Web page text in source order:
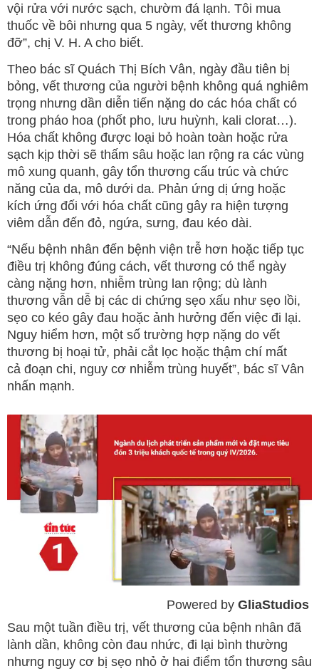
vội rửa với nước sạch, chườm đá lạnh. Tôi mua
thuốc về bôi nhưng qua 5 ngày, vết thương không
đỡ”, chị V. H. A cho biết.
Theo bác sĩ Quách Thị Bích Vân, ngày đầu tiên bị
bỏng, vết thương của người bệnh không quá nghiêm
trọng nhưng dần diễn tiến nặng do các hóa chất có
trong pháo hoa (phốt pho, lưu huỳnh, kali clorat…).
Hóa chất không được loại bỏ hoàn toàn hoặc rửa
sạch kịp thời sẽ thấm sâu hoặc lan rộng ra các vùng
mô xung quanh, gây tổn thương cấu trúc và chức
năng của da, mô dưới da. Phản ứng dị ứng hoặc
kích ứng đối với hóa chất cũng gây ra hiện tượng
viêm dẫn đến đỏ, ngứa, sưng, đau kéo dài.
“Nếu bệnh nhân đến bệnh viện trễ hơn hoặc tiếp tục
điều trị không đúng cách, vết thương có thể ngày
càng nặng hơn, nhiễm trùng lan rộng; dù lành
thương vẫn dễ bị các di chứng sẹo xấu như sẹo lồi,
sẹo co kéo gây đau hoặc ảnh hưởng đến việc đi lại.
Nguy hiểm hơn, một số trường hợp nặng do vết
thương bị hoại tử, phải cắt lọc hoặc thậm chí mất
cả đoạn chi, nguy cơ nhiễm trùng huyết”, bác sĩ Vân
nhấn mạnh.
Powered by GliaStudios
Sau một tuần điều trị, vết thương của bệnh nhân đã
lành dần, không còn đau nhức, đi lại bình thường
nhưng nguy cơ bị sẹo nhỏ ở hai điểm tổn thương sâu